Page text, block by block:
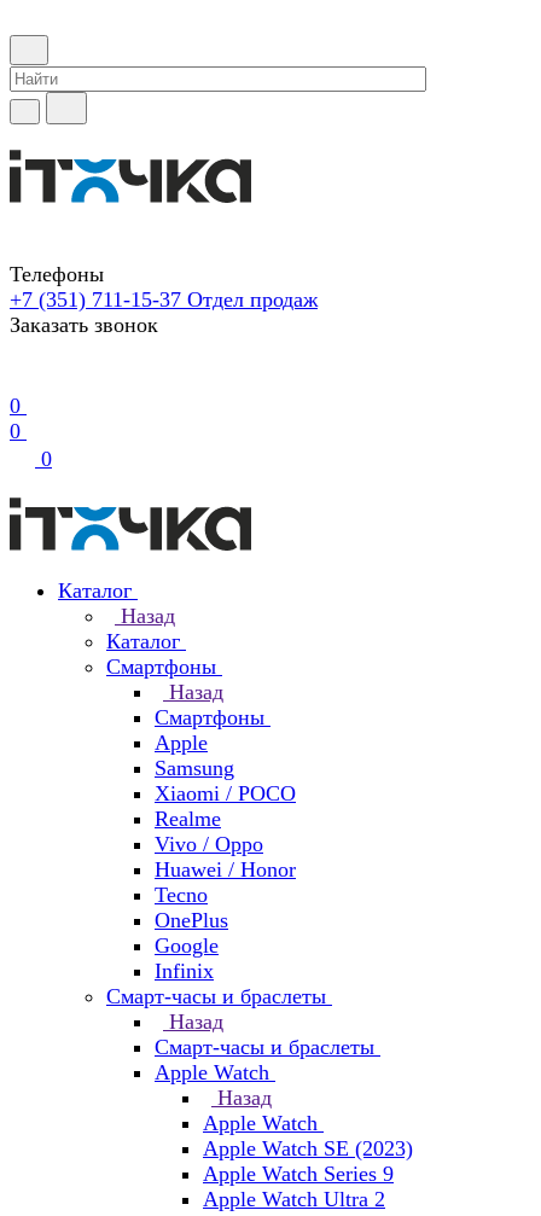
Телефоны
+7 (351) 711-15-37 Отдел продаж
Заказать звонок
0
0
0
Каталог
Назад
Каталог
Смартфоны
Назад
Смартфоны
Apple
Samsung
Xiaomi / POCO
Realme
Vivo / Oppo
Huawei / Honor
Tecno
OnePlus
Google
Infinix
Смарт-часы и браслеты
Назад
Смарт-часы и браслеты
Apple Watch
Назад
Apple Watch
Apple Watch SE (2023)
Apple Watch Series 9
Apple Watch Ultra 2